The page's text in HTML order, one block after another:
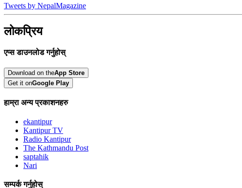
Tweets by NepalMagazine
लोकप्रिय
एप्स डाउनलोड गर्नुहोस्
Download on theApp Store
Get it onGoogle Play
हाम्रा अन्य प्रकाशनहरु
ekantipur
Kantipur TV
Radio Kantipur
The Kathmandu Post
saptahik
Nari
सम्पर्क गर्नुहोस्